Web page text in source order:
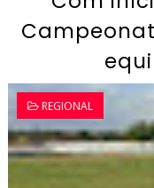
REGIONAL